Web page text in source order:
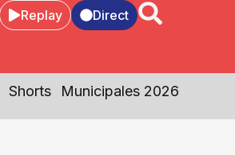
Replay Direct
Shorts Municipales 2026